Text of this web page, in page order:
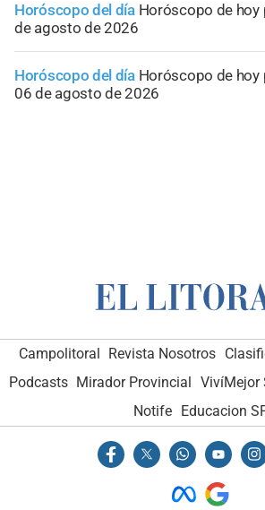
Horóscopo del día Horóscopo de hoy
de agosto de 2026
Horóscopo del día Horóscopo de hoy
06 de agosto de 2026
Campolitoral Revista Nosotros
Podcasts Mirador Provincial VivíMejor
Notife Educacion